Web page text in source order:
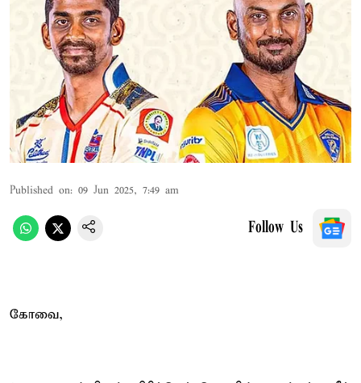
Published on: 09 Jun 2025, 7:49 am
Follow Us
கோவை,